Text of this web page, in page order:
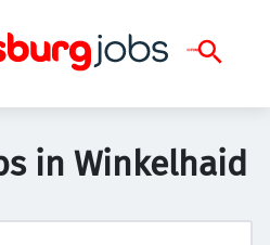
in Winkelhaid